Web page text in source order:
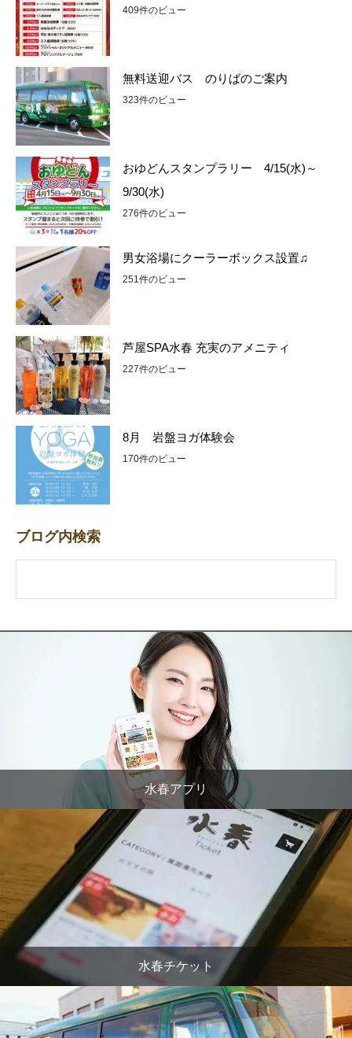
409件のビュー
無料送迎バス のりばのご案内
323件のビュー
おゆどんスタンプラリー 4/15(水)～
9/30(水)
276件のビュー
男女浴場にクーラーボックス設置♫
251件のビュー
芦屋SPA水春 充実のアメニティ
227件のビュー
8月 岩盤ヨガ体験会
170件のビュー
ブログ内検索
水春アプリ
水春チケット